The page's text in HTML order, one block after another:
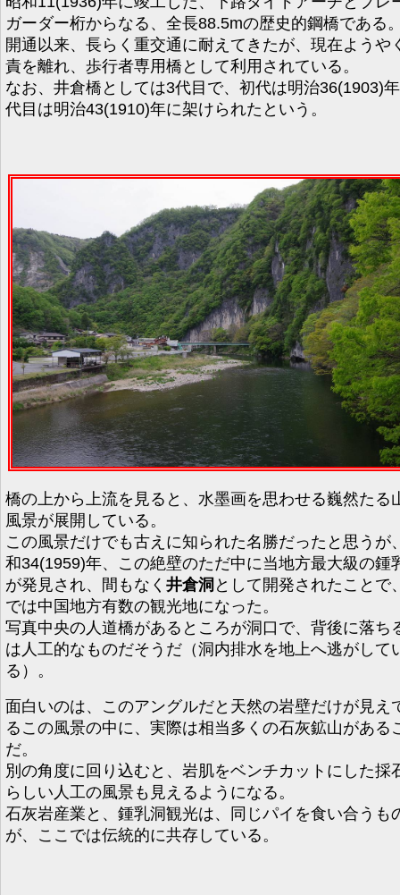
ガーダー桁からなる、全長88.5mの歴史的鋼橋である
開通以来、長らく重交通に耐えてきたが、現在ようや
責を離れ、歩行者専用橋として利用されている。
なお、井倉橋としては3代目で、初代は明治36(1903)
代目は明治43(1910)年に架けられたという。
橋の上から上流を見ると、水墨画を思わせる巍然たる
風景が展開している。
この風景だけでも古えに知られた名勝だったと思うが
和34(1959)年、この絶壁のただ中に当地方最大級の鍾
が発見され、間もなく 井倉洞 として開発されたことで
では中国地方有数の観光地になった。
写真中央の人道橋があるところが洞口で、背後に落ち
は人工的なものだそうだ（洞内排水を地上へ逃がして
る）。
面白いのは、このアングルだと天然の岩壁だけが見え
るこの風景の中に、実際は相当多くの石灰鉱山がある
だ。
別の角度に回り込むと、岩肌をベンチカットにした採
らしい人工の風景も見えるようになる。
石灰岩産業と、鍾乳洞観光は、同じパイを食い合うも
が、ここでは伝統的に共存している。